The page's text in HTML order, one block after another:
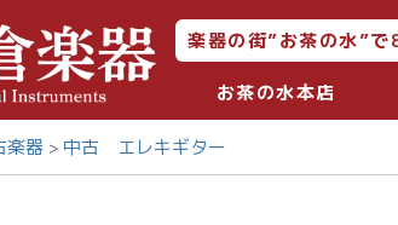
楽器の街”お茶の水”
お茶の水本店
楽器 中古 エレキギター